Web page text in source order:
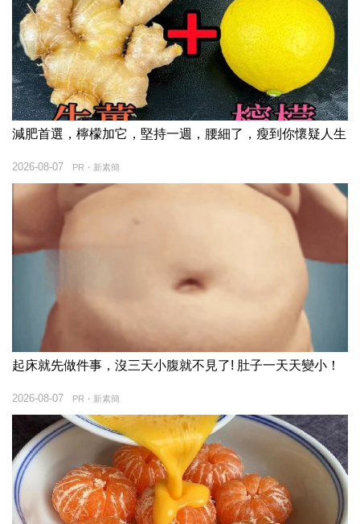
減肥首選，檸檬加它，堅持一週，腰細了，瘦到你懷疑人生
PR・新素簡
2026-08-07
起床就先做件事，沒三天小腹就不見了! 肚子一天天變小！
PR・新素簡
2026-08-07